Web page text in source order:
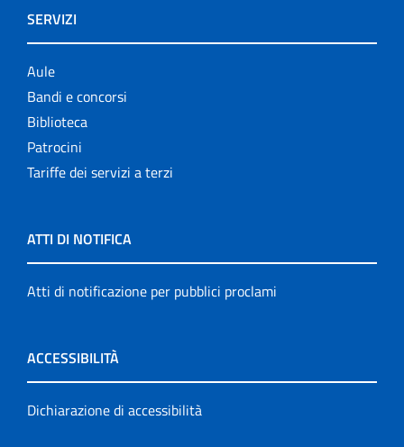
SERVIZI
Aule
Bandi e concorsi
Biblioteca
Patrocini
Tariffe dei servizi a terzi
ATTI DI NOTIFICA
Atti di notificazione per pubblici proclami
ACCESSIBILITÀ
Dichiarazione di accessibilità